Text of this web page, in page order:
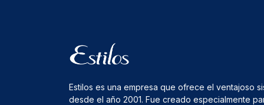
Estilos es una empresa que ofrece el ventajoso
desde el año 2001. Fue creado especialmente